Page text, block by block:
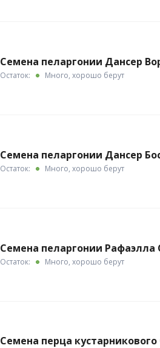
Семена пеларгонии Дансер
Остаток: Много, хорошо берут
Семена пеларгонии Дансер
Остаток: Много, хорошо берут
Семена пеларгонии
Остаток: Много, хорошо берут
Семена перца